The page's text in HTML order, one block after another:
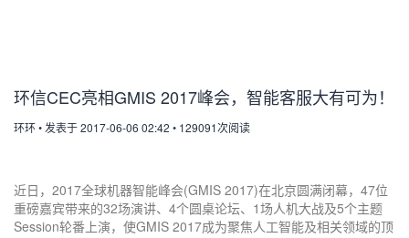
环信CEC亮相GMIS 2017峰会，智能客服大有可为！
环环• 发表于 2017-06-06 02:42 • 129091次阅读
近日，2017全球机器智能峰会(GMIS 2017)在北京圆满闭幕，47位
重磅嘉宾带来的32场演讲、4个圆桌论坛、1场人机大战及5个主题
Session轮番上演，使GMIS 2017成为聚焦人工智能及相关领域的顶